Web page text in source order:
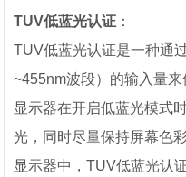
TUV低蓝光认证 ：
TUV低蓝光认证是一种通
~455nm波段）的输入量
显示器在开启低蓝光模式
光，同时尽量保持屏幕色
显示器中，TUV低蓝光认